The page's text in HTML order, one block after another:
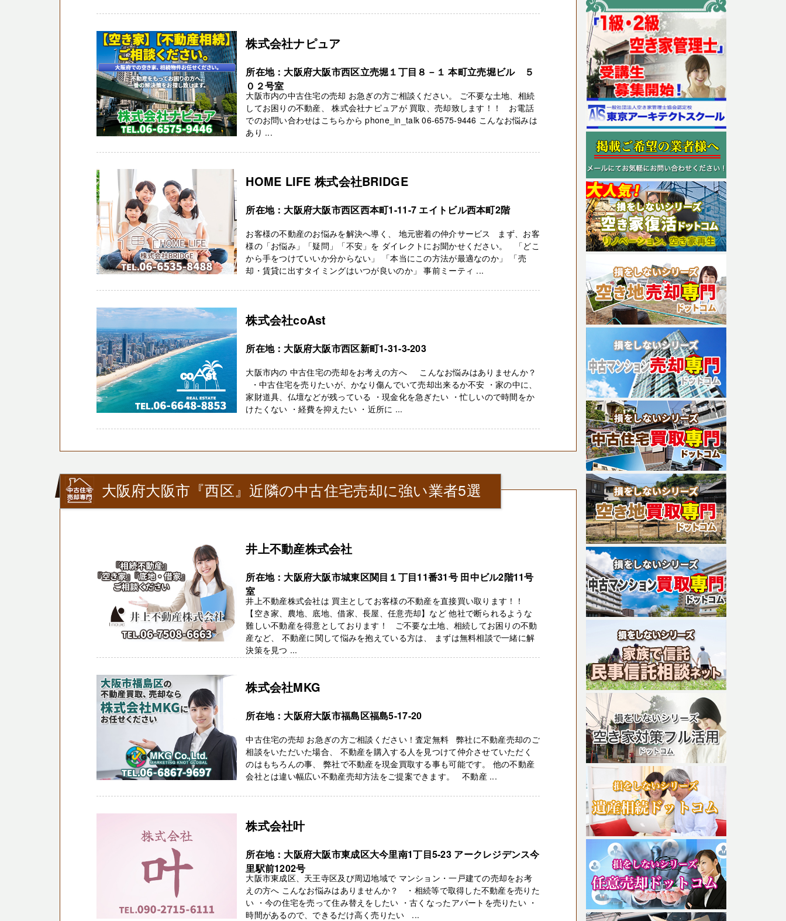
株式会社ナピュア
所在地：大阪府大阪市西区立売堀１丁目８－１ 本町立売堀ビル ５
０２号室
大阪市内の中古住宅の売却 お急ぎの方ご相談ください。 ご不要な土地、相続
してお困りの不動産、 株式会社ナピュアが 買取、売却致します！！ お電話
でのお問い合わせはこちらから phone_in_talk 06-6575-9446 こんなお悩みは
あり ...
HOME LIFE 株式会社BRIDGE
所在地：大阪府大阪市西区西本町1-11-7 エイトビル西本町2階
お客様の不動産のお悩みを解決へ導く、 地元密着の仲介サービス まず、お客
様の「お悩み」「疑問」「不安」を ダイレクトにお聞かせください。 「どこ
から手をつけていいか分からない」 「本当にこの方法が最適なのか」 「売
却・賃貸に出すタイミングはいつが良いのか」 事前ミーティ ...
株式会社coAst
所在地：大阪府大阪市西区新町1-31-3-203
大阪市内の 中古住宅の売却をお考えの方へ こんなお悩みはありませんか？
・中古住宅を売りたいが、かなり傷んでいて売却出来るか不安 ・家の中に、
家財道具、仏壇などが残っている ・現金化を急ぎたい ・忙しいので時間をか
けたくない ・経費を抑えたい ・近所に ...
大阪府大阪市『西区』近隣の中古住宅売却に強い業者5選
井上不動産株式会社
所在地：大阪府大阪市城東区関目１丁目11番31号 田中ビル2階11号
室
井上不動産株式会社は 買主としてお客様の不動産を直接買い取ります！！
【空き家、農地、底地、借家、長屋、任意売却】など 他社で断られるような
難しい不動産を得意としております！ ご不要な土地、相続してお困りの不動
産など、 不動産に関して悩みを抱えている方は、 まずは無料相談で一緒に解
決策を見つ ...
株式会社MKG
所在地：大阪府大阪市福島区福島5-17-20
中古住宅の売却 お急ぎの方ご相談ください！査定無料 弊社に不動産売却のご
相談をいただいた場合、 不動産を購入する人を見つけて仲介させていただく
のはもちろんの事、 弊社で不動産を現金買取する事も可能です。 他の不動産
会社とは違い幅広い不動産売却方法をご提案できます。 不動産 ...
株式会社叶
所在地：大阪府大阪市東成区大今里南1丁目5-23 アークレジデンス今
里駅前1202号
大阪市東成区、天王寺区及び周辺地域で マンション・一戸建ての売却をお考
えの方へ こんなお悩みはありませんか？ ・相続等で取得した不動産を売りた
い ・今の住宅を売って住み替えをしたい ・古くなったアパートを売りたい ・
時間があるので、できるだけ高く売りたい ...